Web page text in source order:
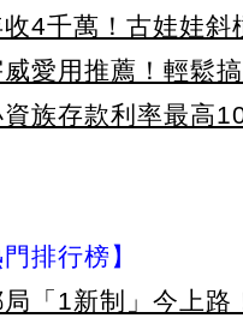
4千萬！古娃娃
愛用推薦！輕鬆
族存款利率最高
門排行榜】
「1新制」今上路